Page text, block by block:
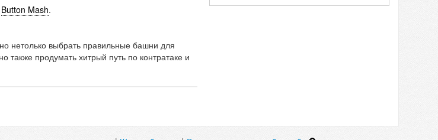
Button Mash.
нетолько выбрать правильные башни для
также продумать хитрый путь по контратаке и